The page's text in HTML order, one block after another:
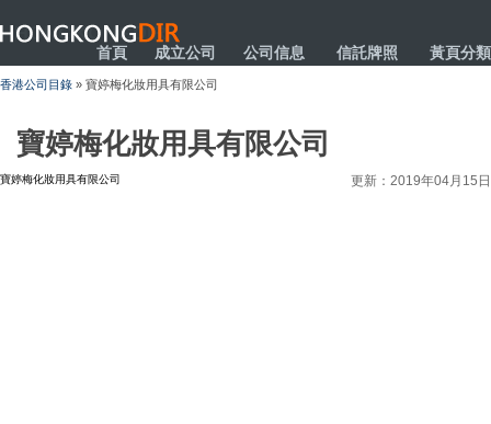
HONGKONGDIR
首頁 成立公司 公司信息 信託牌照 黃頁分類
香港公司目錄 » 寶婷梅化妝用具有限公司
寶婷梅化妝用具有限公司
寶婷梅化妝用具有限公司 更新：2019年04月15日